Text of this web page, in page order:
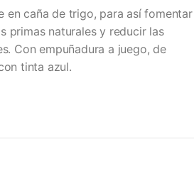
en caña de trigo, para así fomentar
primas naturales y reducir las
Con empuñadura a juego, de
tinta azul.